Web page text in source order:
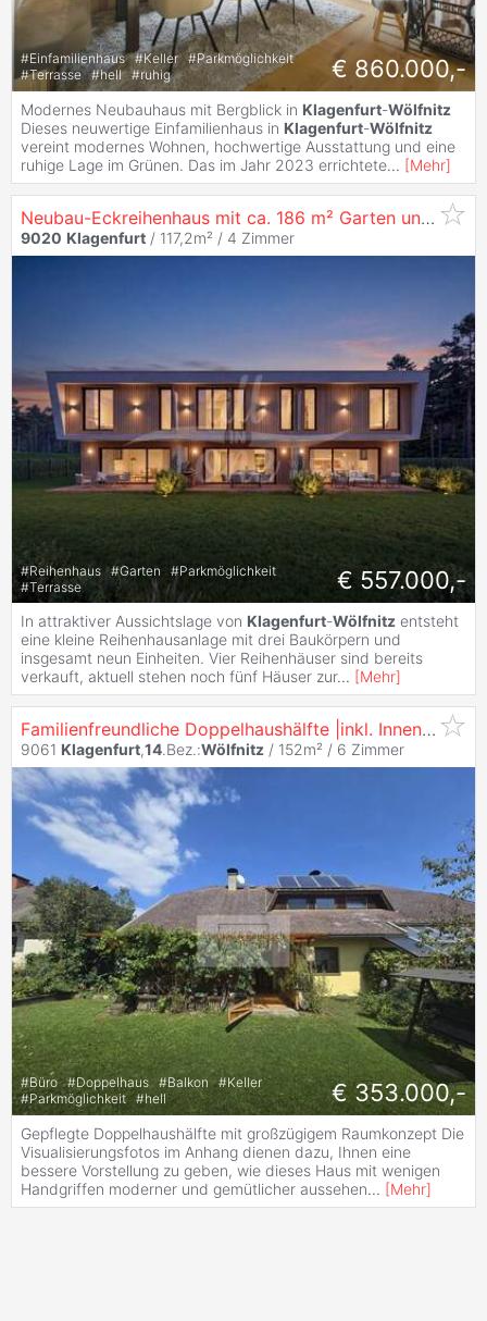
#Einfamilienhaus #Keller #Parkmöglichkeit
#Terrasse #hell #ruhig € 860.000,-
Modernes Neubauhaus mit Bergblick in Klagenfurt-Wölfnitz
Dieses neuwertige Einfamilienhaus in Klagenfurt-Wölfnitz
vereint modernes Wohnen, hochwertige Ausstattung und eine
ruhige Lage im Grünen. Das im Jahr 2023 errichtete... [Mehr]
Neubau-Eckreihenhaus mit ca. 186 m² Garten und Weitblick in
9020 Klagenfurt / 117,2m² / 4 Zimmer
#Reihenhaus #Garten #Parkmöglichkeit
#Terrasse € 557.000,-
In attraktiver Aussichtslage von Klagenfurt-Wölfnitz entsteht
eine kleine Reihenhausanlage mit drei Baukörpern und
insgesamt neun Einheiten. Vier Reihenhäuser sind bereits
verkauft, aktuell stehen noch fünf Häuser zur... [Mehr]
Familienfreundliche Doppelhaushälfte |inkl. Innenraumvisualisierung | Stadtnähe | 5 Zimmer |
9061 Klagenfurt,14.Bez.:Wölfnitz / 152m² / 6 Zimmer
#Büro #Doppelhaus #Balkon #Keller
#Parkmöglichkeit #hell € 353.000,-
Gepflegte Doppelhaushälfte mit großzügigem Raumkonzept Die
Visualisierungsfotos im Anhang dienen dazu, Ihnen eine
bessere Vorstellung zu geben, wie dieses Haus mit wenigen
Handgriffen moderner und gemütlicher aussehen... [Mehr]